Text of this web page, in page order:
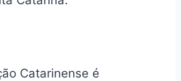
Catarinense é